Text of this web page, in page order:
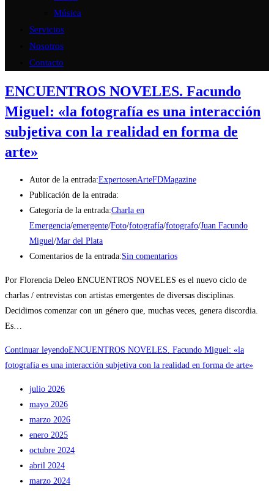
Música
Servicios
Nosotros
Contacto
ENCUENTROS NOVELES. Facundo
Miguel: «la fotografía es una interacción
subjetiva con la realidad en forma de
arte»
Autor de la entrada:ExpertosenArteFDMagazine
Publicación de la entrada:
Categoría de la entrada:Charla en
Emergencia/emergente/Foto/fotografía/fotografo/Juan Facundo
Miguel/Mar del Plata
Comentarios de la entrada:Sin comentarios
Por Florencia Deleo ENCUENTROS NOVELES es el nuevo ciclo de
charlas / entrevistas con artistas emergentes de diversas disciplinas.
Decidimos comenzar con un género que, muchas veces, genera discordia.
Es…
Continuar leyendoENCUENTROS NOVELES. Facundo Miguel: «la
fotografía es una interacción subjetiva con la realidad en forma de arte»
julio 2026
mayo 2026
marzo 2026
enero 2025
octubre 2024
abril 2024
marzo 2024